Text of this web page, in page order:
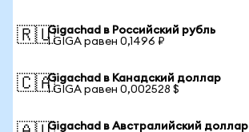
🇷🇺Gigachad в Российский рубль
1 GIGA равен 0,1496 ₽
🇨🇦Gigachad в Канадский доллар
1 GIGA равен 0,002528 $
Gigachad в Австралийский доллар